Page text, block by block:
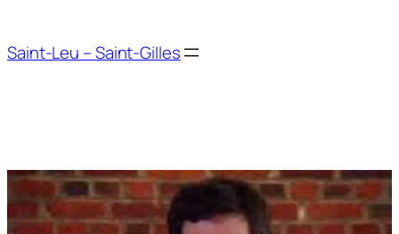
contenu
Saint-Leu – Saint-Gilles